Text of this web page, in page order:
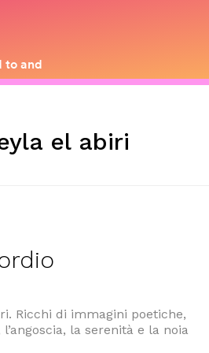
el abiri
Ricchi di immagini poetiche,
la serenità e la noia